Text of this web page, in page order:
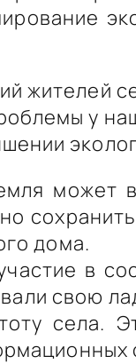
жителей
у
дома.
в
свою
села.